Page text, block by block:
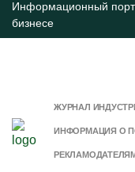
Информационный
бизнесе
ЖУРНАЛ
ИНФОРМАЦИЯ О